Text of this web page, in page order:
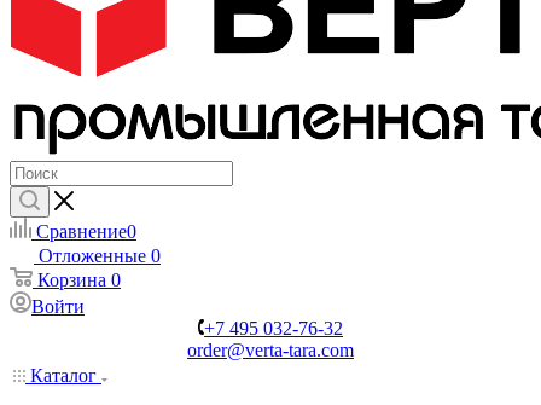
Сравнение0
Отложенные 0
Корзина 0
Войти
+7 495 032-76-32
order@verta-tara.com
Каталог